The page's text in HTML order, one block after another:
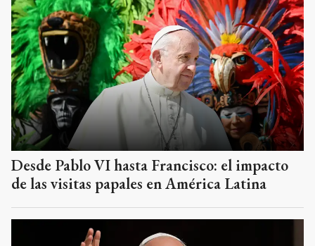
Desde Pablo VI hasta Francisco: el impacto
de las visitas papales en América Latina